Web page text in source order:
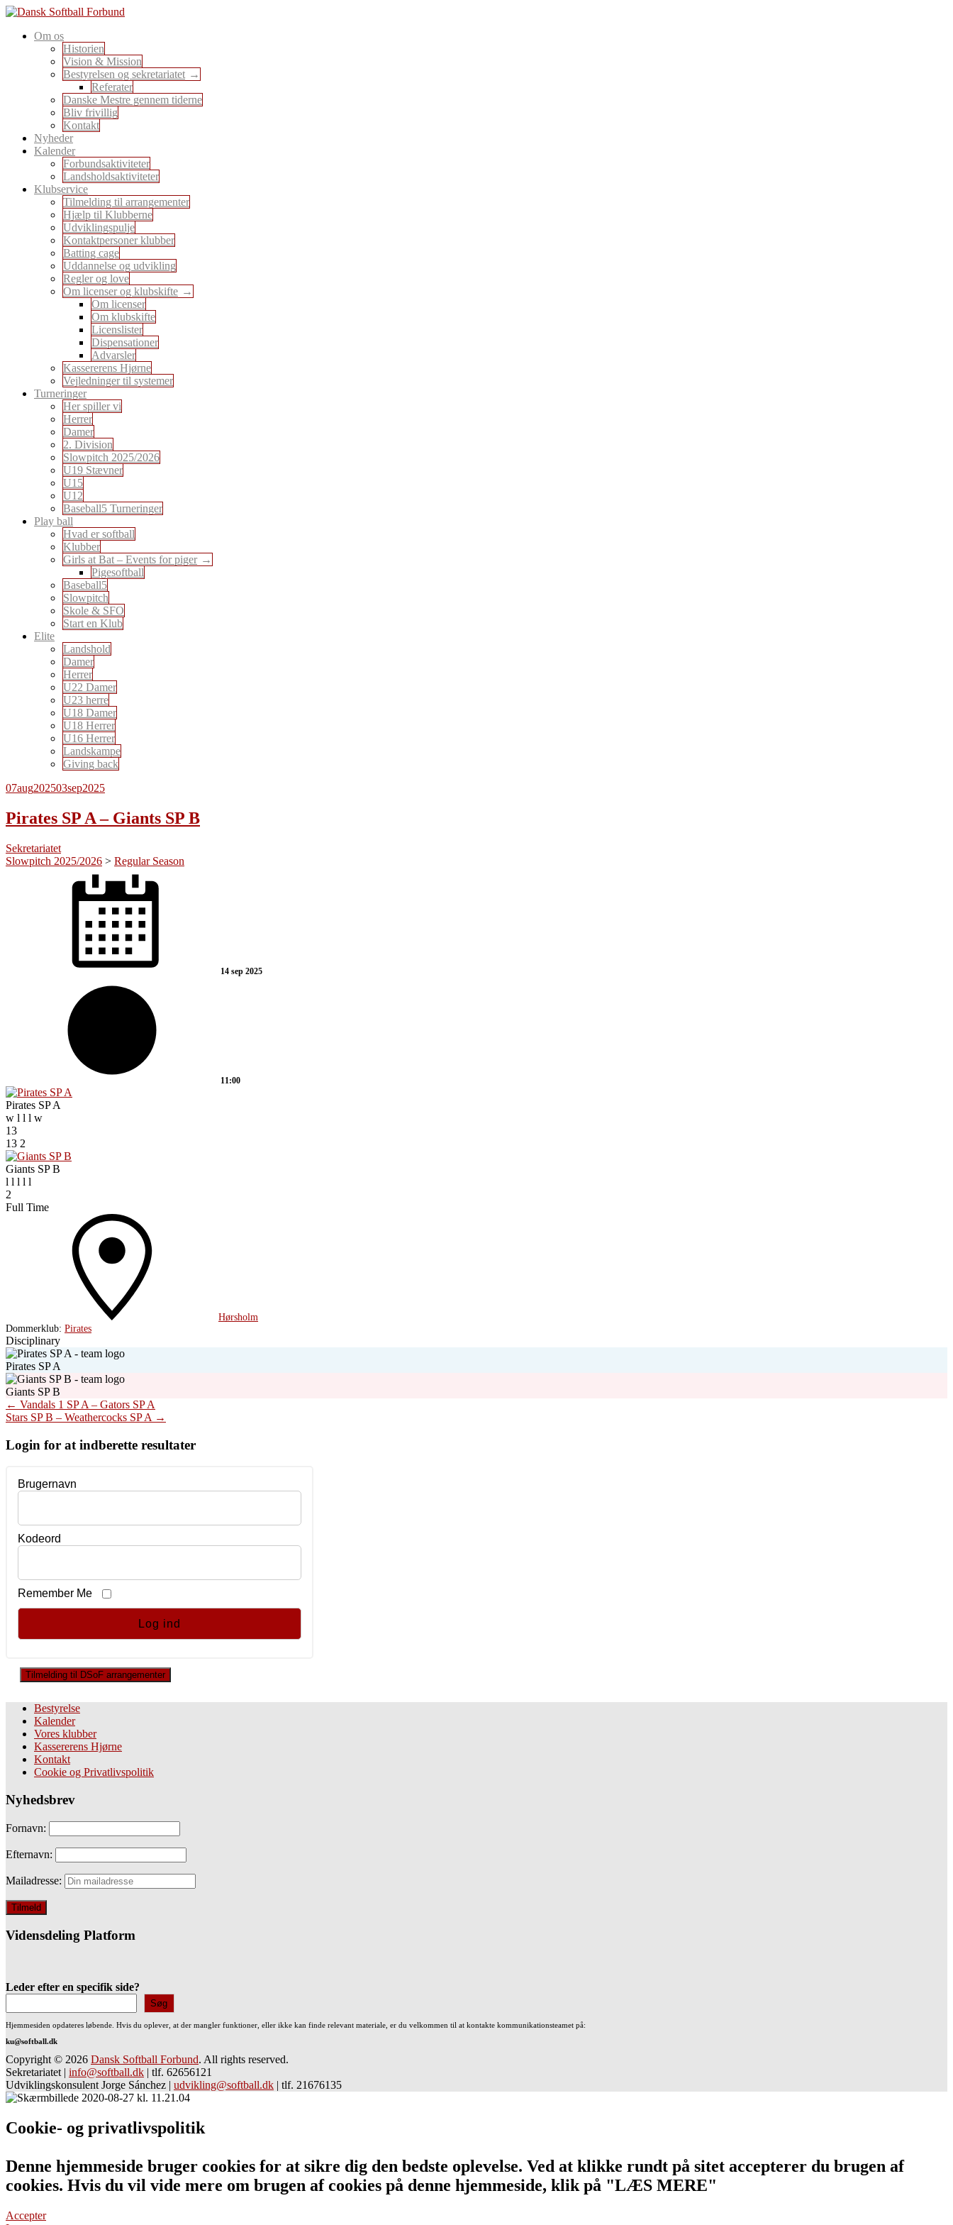
Skip
content
Dansk Softball Forbund
En sport for alle
Om os
Historien
Vision & Mission
Bestyrelsen og sekretariatet
Referater
Danske Mestre gennem tiderne
Bliv frivillig
Kontakt
Nyheder
Kalender
Forbundsaktiviteter
Landsholdsaktiviteter
Klubservice
Tilmelding til arrangementer
Hjælp til Klubberne
Udviklingspulje
Kontaktpersoner klubber
Batting cage
Uddannelse og udvikling
Regler og love
Om licenser og klubskifte
Om licenser
Om klubskifte
Licenslister
Dispensationer
Advarsler
Kassererens Hjørne
Vejledninger til systemer
Turneringer
Her spiller vi
Herrer
Damer
2. Division
Slowpitch 2025/2026
U19 Stævner
U15
U12
Baseball5 Turneringer
Play ball
Hvad er softball
Klubber
Girls at Bat – Events for piger
Pigesoftball
Baseball5
Slowpitch
Skole & SFO
Start en Klub
Elite
Landshold
Damer
Herrer
U22 Damer
U23 herre
U18 Damer
U18 Herrer
U16 Herrer
Landskampe
Giving back
07aug202503sep2025
Pirates SP A – Giants SP B
Sekretariatet
Slowpitch 2025/2026 > Regular Season
14 sep 2025
11:00
Pirates SP A
w l l l w
13
13 2
Giants SP B
l l l l l
2
Full Time
Hørsholm
Dommerklub: Pirates
Disciplinary
Pirates SP A
Giants SP B
Post
navigation
← Vandals 1 SP A – Gators SP A
Stars SP B – Weathercocks SP A →
Login for at indberette resultater
Brugernavn
Kodeord
Remember Me
Tilmelding til DSoF arrangementer
Bestyrelse
Kalender
Vores klubber
Kassererens Hjørne
Kontakt
Cookie og Privatlivspolitik
Nyhedsbrev
Fornavn:
Efternavn:
Mailadresse:
Vidensdeling Platform
Leder efter en specifik side?
Søg
Hjemmesiden opdateres løbende. Hvis du oplever, at der mangler funktioner, eller ikke kan finde relevant materiale, er du velkommen til at kontakte kommunikationsteamet på:
ku@softball.dk
Copyright © 2026 Dansk Softball Forbund. All rights reserved.
Sekretariatet | info@softball.dk | tlf. 62656121
Udviklingskonsulent Jorge Sánchez | udvikling@softball.dk | tlf. 21676135
Cookie- og privatlivspolitik
Denne hjemmeside bruger cookies for at sikre dig den bedste oplevelse. Ved at klikke rundt på sitet accepterer du brugen af
cookies. Hvis du vil vide mere om brugen af cookies på denne hjemmeside, klik på "LÆS MERE"
Accepter